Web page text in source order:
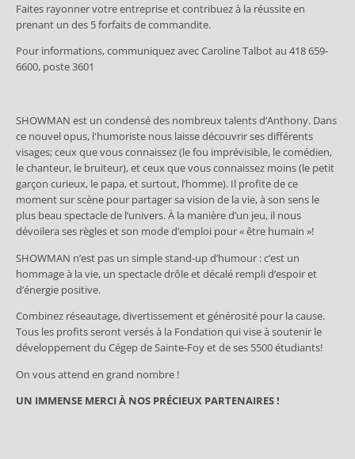
Faites rayonner votre entreprise et contribuez à la réussite en
prenant un des 5 forfaits de commandite.
Pour informations, communiquez avec Caroline Talbot au 418 659-
6600, poste 3601
SHOWMAN est un condensé des nombreux talents d’Anthony. Dans
ce nouvel opus, l'humoriste nous laisse découvrir ses différents
visages; ceux que vous connaissez (le fou imprévisible, le comédien,
le chanteur, le bruiteur), et ceux que vous connaissez moins (le petit
garçon curieux, le papa, et surtout, l’homme). Il profite de ce
moment sur scène pour partager sa vision de la vie, à son sens le
plus beau spectacle de l’univers. À la manière d’un jeu, il nous
dévoilera ses règles et son mode d’emploi pour « être humain »!
SHOWMAN n’est pas un simple stand-up d’humour : c’est un
hommage à la vie, un spectacle drôle et décalé rempli d’espoir et
d’énergie positive.
Combinez réseautage, divertissement et générosité pour la cause.
Tous les profits seront versés à la Fondation qui vise à soutenir le
développement du Cégep de Sainte-Foy et de ses 5500 étudiants!
On vous attend en grand nombre !
UN IMMENSE MERCI À NOS PRÉCIEUX PARTENAIRES !